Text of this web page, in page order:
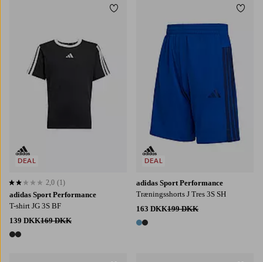
adidas Sport Performance
T-shirt JG 3S BF
139 DKK169 DKK
2 farver
2,0 baseret på 1 bedømmelser
2,0 (1)
DEAL
Tilføj til favoritter
adidas Sport Performance
Træningsshorts J Tres 3S SH
163 DKK199 DKK
2 farver
DEAL
152